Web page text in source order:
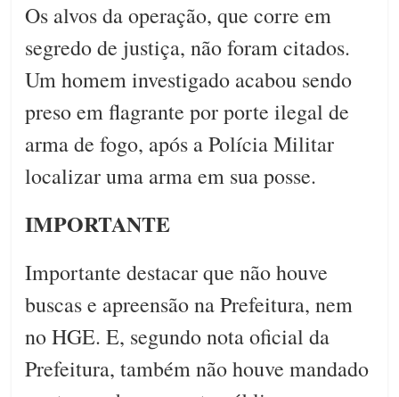
Os alvos da operação, que corre em
segredo de justiça, não foram citados.
Um homem investigado acabou sendo
preso em flagrante por porte ilegal de
arma de fogo, após a Polícia Militar
localizar uma arma em sua posse.
IMPORTANTE
Importante destacar que não houve
buscas e apreensão na Prefeitura, nem
no HGE. E, segundo nota oficial da
Prefeitura, também não houve mandado